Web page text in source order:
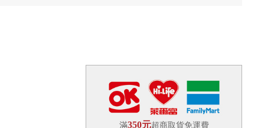
滿350元超商取貨免運費